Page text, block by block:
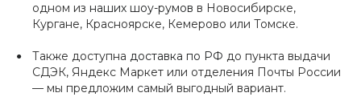
одном из наших шоу-румов в Новосибирске,
Кургане, Красноярске, Кемерово или Томске.
Также доступна доставка по РФ до пункта выдачи
СДЭК, Яндекс Маркет или отделения Почты России
— мы предложим самый выгодный вариант.